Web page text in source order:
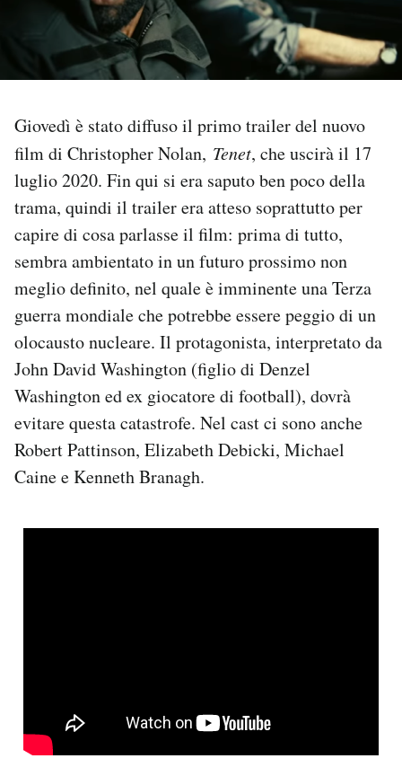
PODCAST
I MIEI PREFERITI
SHOP
CALENDARIO
Area Personale
Newsletter
Notifiche mobile
Hai bisogno di aiuto?
Esci
Giovedì è stato diffuso il primo trailer del nuovo
film di Christopher Nolan, Tenet, che uscirà il 17
luglio 2020. Fin qui si era saputo ben poco della
trama, quindi il trailer era atteso soprattutto per
capire di cosa parlasse il film: prima di tutto,
sembra ambientato in un futuro prossimo non
meglio definito, nel quale è imminente una Terza
guerra mondiale che potrebbe essere peggio di un
olocausto nucleare. Il protagonista, interpretato da
John David Washington (figlio di Denzel
Washington ed ex giocatore di football), dovrà
evitare questa catastrofe. Nel cast ci sono anche
Robert Pattinson, Elizabeth Debicki, Michael
Caine e Kenneth Branagh.